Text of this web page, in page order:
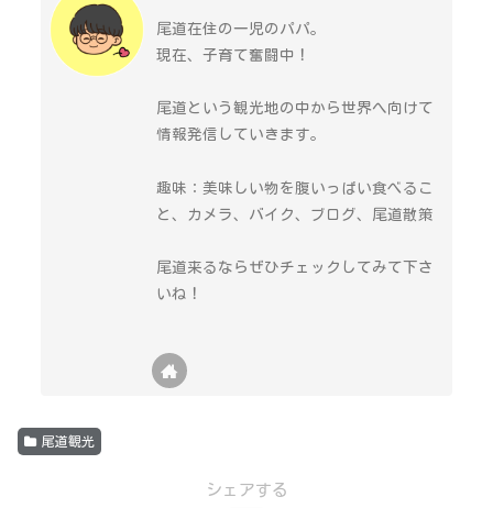
尾道在住の一児のパパ。
現在、子育て奮闘中！
尾道という観光地の中から世界へ向けて
情報発信していきます。
趣味：美味しい物を腹いっぱい食べるこ
と、カメラ、バイク、ブログ、尾道散策
尾道来るならぜひチェックしてみて下さ
いね！
尾道観光
シェアする